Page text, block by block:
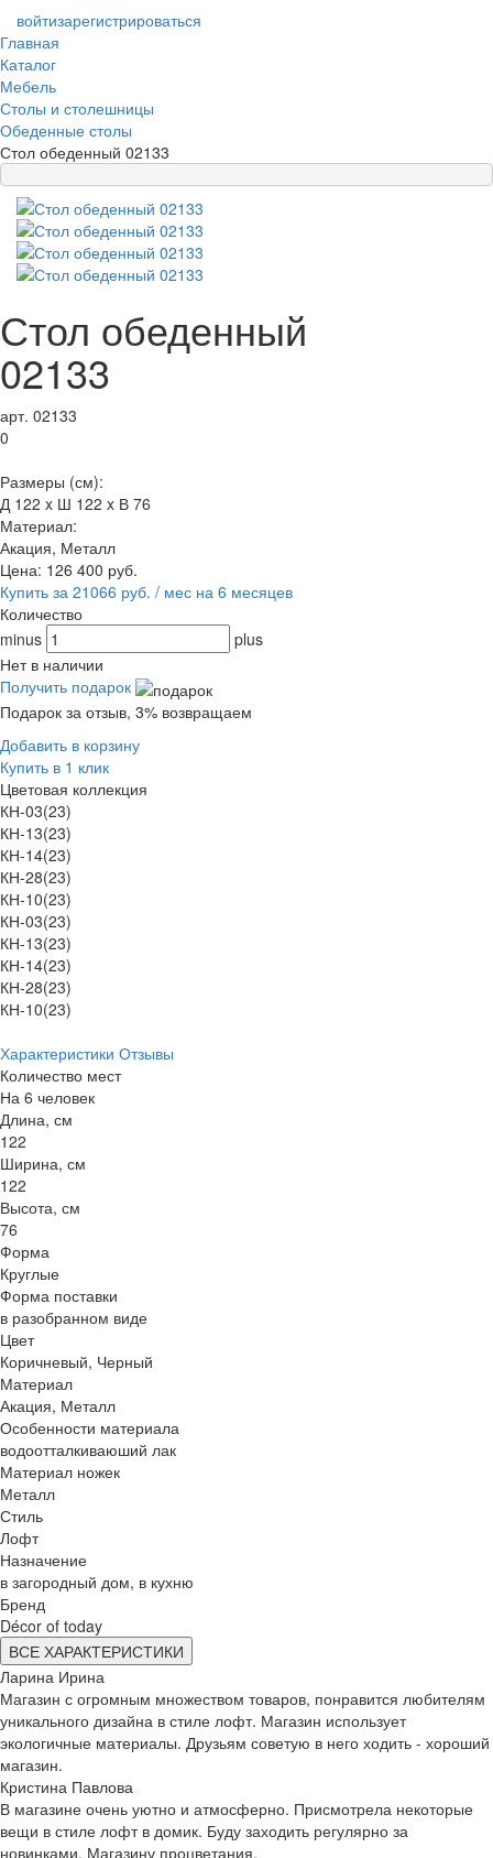
войтизарегистрироваться
Главная
Каталог
Мебель
Столы и столешницы
Обеденные столы
Стол обеденный 02133
Стол обеденный
02133
арт. 02133
0
Размеры (см):
Д 122 x Ш 122 x В 76
Материал:
Акация, Металл
Цена: 126 400 руб.
Купить за 21066 руб. / мес на 6 месяцев
Количество
minus
plus
Нет в наличии
Получить подарок
Подарок за отзыв, 3% возвращаем
Добавить в корзину
Купить в 1 клик
Цветовая коллекция
КН-03(23)
КН-13(23)
КН-14(23)
КН-28(23)
КН-10(23)
КН-03(23)
КН-13(23)
КН-14(23)
КН-28(23)
КН-10(23)
Характеристики Отзывы
Количество мест
На 6 человек
Длина, см
122
Ширина, см
122
Высота, см
76
Форма
Круглые
Форма поставки
в разобранном виде
Цвет
Коричневый, Черный
Материал
Акация, Металл
Особенности материала
водоотталкиваюший лак
Материал ножек
Металл
Стиль
Лофт
Назначение
в загородный дом, в кухню
Бренд
Décor of today
ВСЕ ХАРАКТЕРИСТИКИ
Ларина Ирина
Магазин с огромным множеством товаров, понравится любителям
уникального дизайна в стиле лофт. Магазин использует
экологичные материалы. Друзьям советую в него ходить - хороший
магазин.
Кристина Павлова
В магазине очень уютно и атмосферно. Присмотрела некоторые
вещи в стиле лофт в домик. Буду заходить регулярно за
новинками. Магазину процветания.